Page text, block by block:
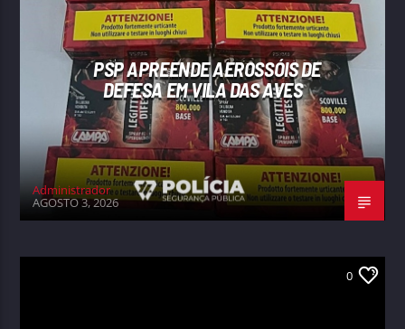
PSP APREENDE AEROSSÓIS DE
DEFESA EM VILA DAS AVES
Administrador
AGOSTO 3, 2026
0